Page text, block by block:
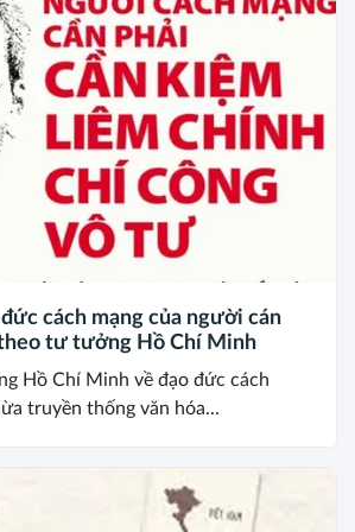
cách mạng của người cán
tư tưởng Hồ Chí Minh
Hồ Chí Minh về đạo đức cách
truyền thống văn hóa...